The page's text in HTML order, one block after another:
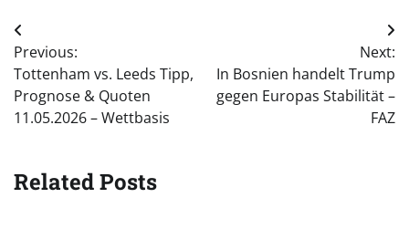
Post
navigation
Previous:
Tottenham vs. Leeds Tipp,
Prognose & Quoten
11.05.2026 – Wettbasis
Next:
In Bosnien handelt Trump
gegen Europas Stabilität –
FAZ
Related Posts